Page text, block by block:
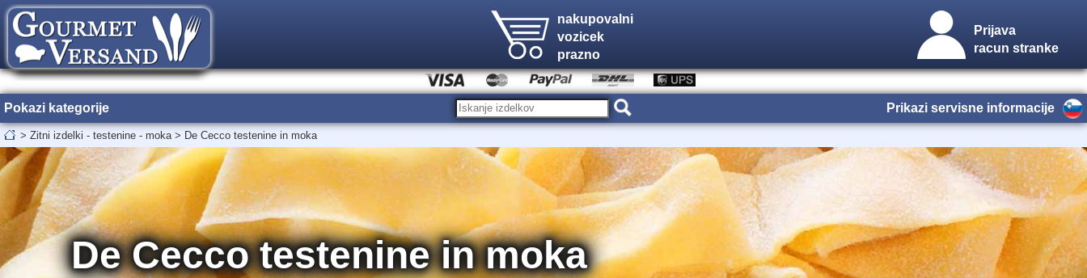
nakupovalni
vozicek
prazno
Prijava
racun stranke
Pokazi kategorije Prikazi servisne informacije
> Zitni izdelki - testenine - moka > De Cecco testenine in moka
De Cecco testenine in moka